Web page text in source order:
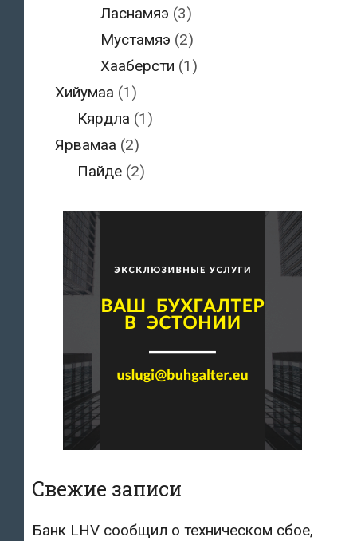
Ласнамяэ (3)
Мустамяэ (2)
Хааберсти (1)
Хийумаа (1)
Кярдла (1)
Ярвамаа (2)
Пайде (2)
Свежие записи
Банк LHV сообщил о техническом сбое,